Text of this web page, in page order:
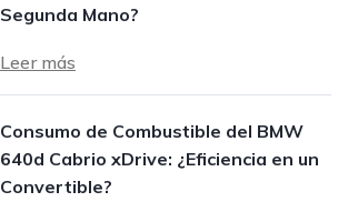
Segunda Mano?
Leer más
Consumo de Combustible del BMW
640d Cabrio xDrive: ¿Eficiencia en un
Convertible?